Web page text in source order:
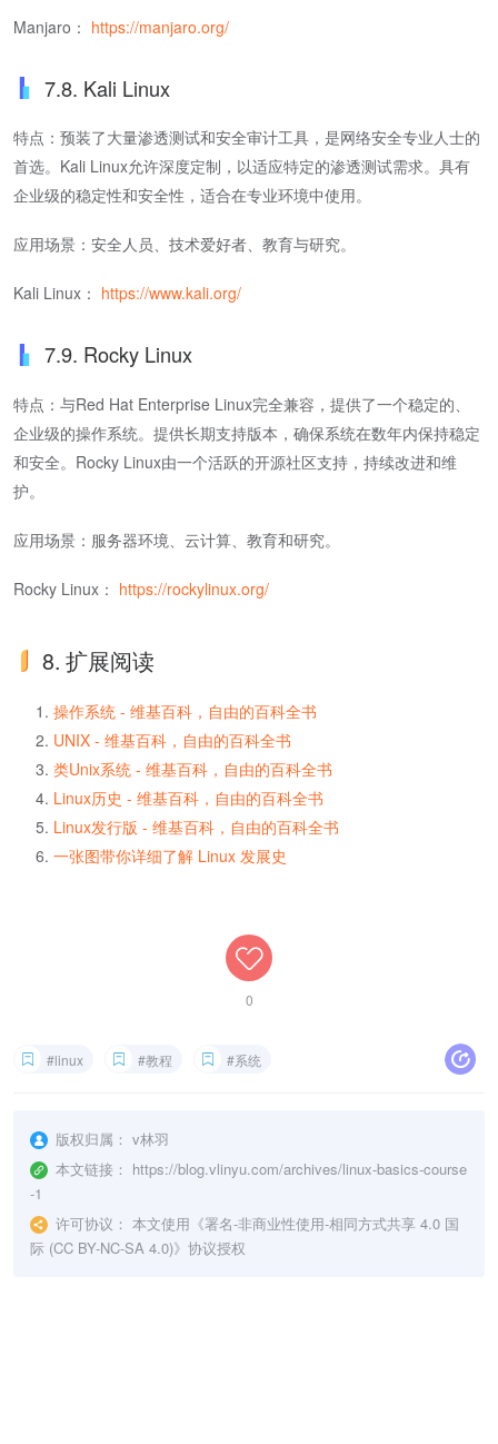
Manjaro： https://manjaro.org/
7.8. Kali Linux
特点：预装了大量渗透测试和安全审计工具，是网络安全专业人士的
首选。Kali Linux允许深度定制，以适应特定的渗透测试需求。具有
企业级的稳定性和安全性，适合在专业环境中使用。
应用场景：安全人员、技术爱好者、教育与研究。
Kali Linux： https://www.kali.org/
7.9. Rocky Linux
特点：与Red Hat Enterprise Linux完全兼容，提供了一个稳定的、
企业级的操作系统。提供长期支持版本，确保系统在数年内保持稳定
和安全。Rocky Linux由一个活跃的开源社区支持，持续改进和维
护。
应用场景：服务器环境、云计算、教育和研究。
Rocky Linux： https://rockylinux.org/
8. 扩展阅读
操作系统 - 维基百科，自由的百科全书
UNIX - 维基百科，自由的百科全书
类Unix系统 - 维基百科，自由的百科全书
Linux历史 - 维基百科，自由的百科全书
Linux发行版 - 维基百科，自由的百科全书
一张图带你详细了解 Linux 发展史
0
#linux #教程 #系统
版权归属： v林羽
本文链接： https://blog.vlinyu.com/archives/linux-basics-course
-1
许可协议： 本文使用《署名-非商业性使用-相同方式共享 4.0 国
际 (CC BY-NC-SA 4.0)》协议授权